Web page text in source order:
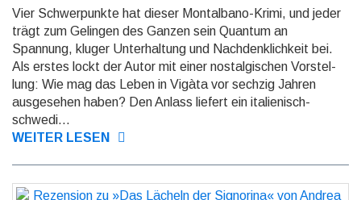
Vier Schwerpunkte hat dieser Montalbano-Krimi, und jeder
trägt zum Gelingen des Ganzen sein Quantum an
Spannung, kluger Unter­haltung und Nach­denk­lich­keit bei.
Als erstes lockt der Autor mit einer nostalgischen Vor­stel­
lung: Wie mag das Leben in Vigàta vor sechzig Jahren
ausge­sehen haben? Den Anlass liefert ein italie­nisch-
schwedi­...
WEITER LESEN